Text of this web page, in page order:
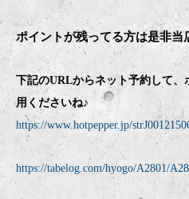
ポイントが残ってる方は是非当
下記のURLからネット予約して、
用くださいね♪
https://www.hotpepper.jp/
https://tabelog.com/hyogo/A2801/